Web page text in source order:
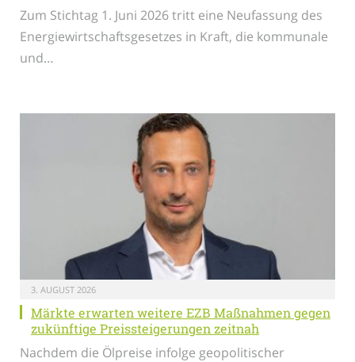
Zum Stichtag 1. Juni 2026 tritt eine Neufassung des
Energiewirtschaftsgesetzes in Kraft, die kommunale
und…
3. AUGUST 2026
Märkte erwarten weitere EZB Maßnahmen gegen
zukünftige Preissteigerungen zeitnah
Nachdem die Ölpreise infolge geopolitischer